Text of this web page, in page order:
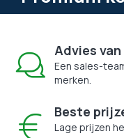
Advies
Een sales-
merken.
Beste
Lage prijzen